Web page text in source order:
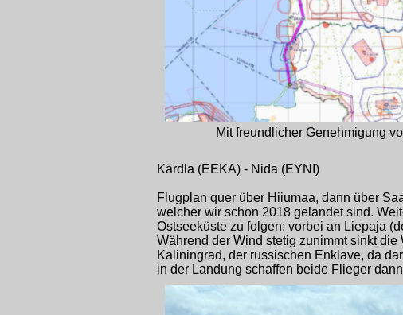
Mit freundlicher Genehmigung
Kärdla (EEKA) - Nida (EYNI)
Flugplan quer über Hiiumaa, dann über
welcher wir schon 2018 gelandet sind.
Ostseeküste zu folgen: vorbei an Liepaja
Während der Wind stetig zunimmt sinkt
Kaliningrad, der russischen Enklave, da
in der Landung schaffen beide Flieger